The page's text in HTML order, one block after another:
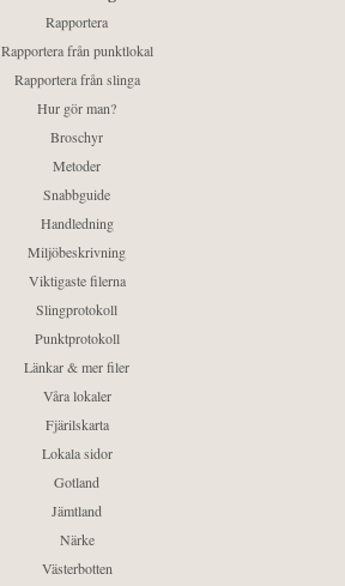
Rapportera
Rapportera från punktlokal
Rapportera från slinga
Hur gör man?
Broschyr
Metoder
Snabbguide
Handledning
Miljöbeskrivning
Viktigaste filerna
Slingprotokoll
Punktprotokoll
Länkar & mer filer
Våra lokaler
Fjärilskarta
Lokala sidor
Gotland
Jämtland
Närke
Västerbotten